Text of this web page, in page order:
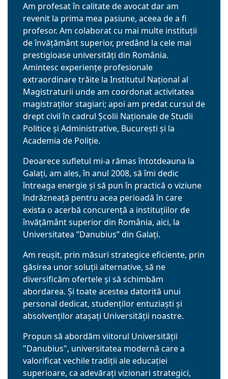
Am profesat în calitate de avocat dar am
revenit la prima mea pasiune, aceea de a fi
profesor. Am colaborat cu mai multe instituții
de învățământ superior, predând la cele mai
prestigioase universități din România.
Amintesc experiențe profesionale
extraordinare trăite la Institutul Național al
Magistraturii unde am coordonat activitatea
magistraților stagiari; apoi am predat cursul de
drept civil în cadrul Școlii Naţionale de Studii
Politice şi Administrative, București și la
Academia de Poliție.
Deoarece sufletul mi-a rămas întotdeauna la
Galați, am ales, în anul 2008, să îmi dedic
întreaga energie și să pun în practică o viziune
îndrăzneață pentru acea perioadă în care
exista o acerbă concurență a instituțiilor de
învățământ superior din România, aici, la
Universitatea ”Danubius” din Galați.
Am reușit, prin măsuri strategice eficiente, prin
găsirea unor soluții alternative, să ne
diversificăm ofertele și să schimbăm
abordarea. Și toate acestea datorită unui
personal dedicat, studenților entuziaști și
absolvenților atașați Universității noastre.
Propun să abordăm viitorul Universității
"Danubius", universitatea modernă care a
valorificat vechile tradiții ale educației
superioare, ca adevărați vizionari strategici,